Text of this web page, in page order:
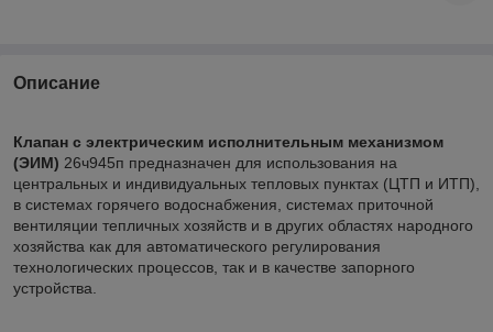
Описание
Клапан с электрическим исполнительным механизмом
(ЭИМ) 26ч945п предназначен для использования на
центральных и индивидуальных тепловых пунктах (ЦТП и ИТП),
в системах горячего водоснабжения, системах приточной
вентиляции тепличных хозяйств и в других областях народного
хозяйства как для автоматического регулирования
технологических процессов, так и в качестве запорного
устройства.